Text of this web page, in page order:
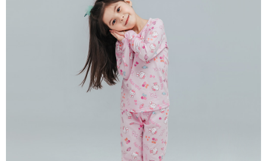
每筆NT$85，滿NT$859(含以上)免運費